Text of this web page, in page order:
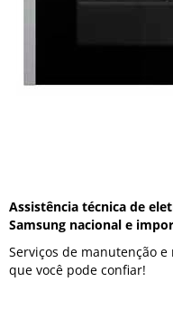
Assistência técnica de
Samsung nacional e
Serviços de manutenção
que você pode confiar!